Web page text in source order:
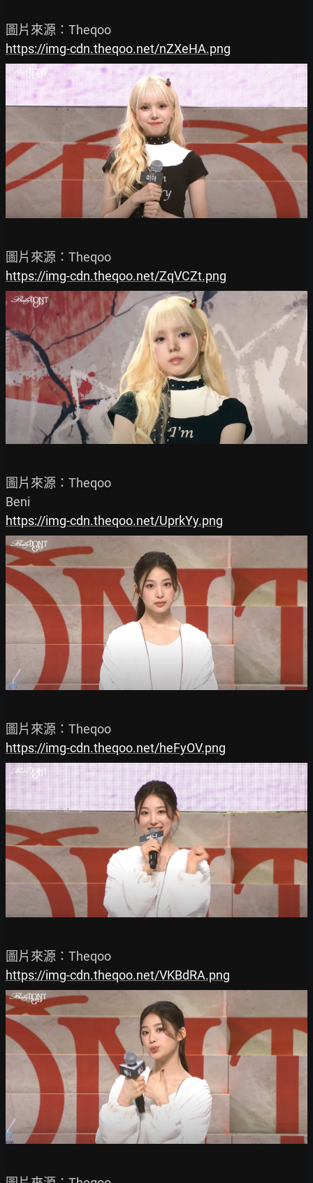
https://img-cdn.theqoo.net/nZXeHA.png
https://img-cdn.theqoo.net/ZqVCZt.png
圖片來源：Theqoo
https://img-cdn.theqoo.net/UprkYy.png
https://img-cdn.theqoo.net/heFyOV.png
https://img-cdn.theqoo.net/VKBdRA.png